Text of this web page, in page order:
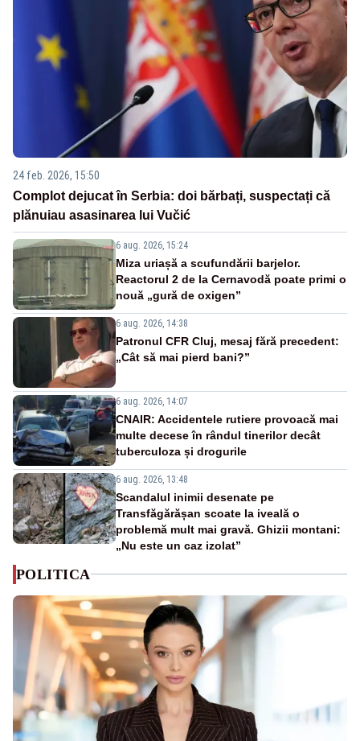
24 feb. 2026, 15:50
Complot dejucat în Serbia: doi bărbați, suspectați că
plănuiau asasinarea lui Vučić
6 aug. 2026, 15:24
Miza uriașă a scufundării barjelor.
Reactorul 2 de la Cernavodă poate primi o
nouă „gură de oxigen”
6 aug. 2026, 14:38
Patronul CFR Cluj, mesaj fără precedent:
„Cât să mai pierd bani?”
6 aug. 2026, 14:07
CNAIR: Accidentele rutiere provoacă mai
multe decese în rândul tinerilor decât
tuberculoza și drogurile
6 aug. 2026, 13:48
Scandalul inimii desenate pe
Transfăgărășan scoate la iveală o
problemă mult mai gravă. Ghizii montani:
„Nu este un caz izolat”
POLITICA